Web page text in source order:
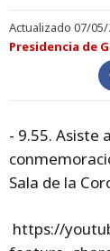
Actualizado 07/05/
Presidencia de
- 9.55. Asiste
Sala de la
https://